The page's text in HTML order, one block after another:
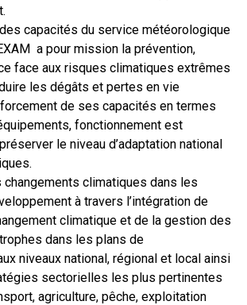
capacités du service météorologique
a pour mission la prévention,
face aux risques climatiques extrêmes
les dégâts et pertes en vie
de ses capacités en termes
fonctionnement est
le niveau d’adaptation national
climatiques dans les
à travers l’intégration de
climatique et de la gestion des
dans les plans de
niveaux national, régional et local ainsi
sectorielles les plus pertinentes
agriculture, pêche, exploitation